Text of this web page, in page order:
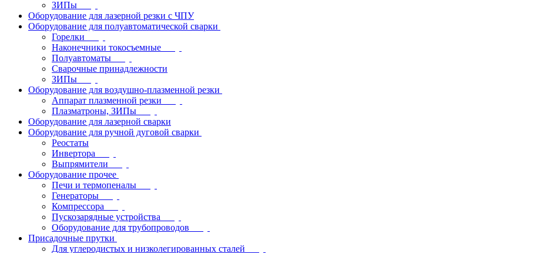
ЗИПы
Оборудование для лазерной резки с ЧПУ
Оборудование для полуавтоматической сварки
Горелки
Наконечники токосъемные
Полуавтоматы
Сварочные принадлежности
ЗИПы
Оборудование для воздушно-плазменной резки
Аппарат плазменной резки
Плазматроны, ЗИПы
Оборудование для лазерной сварки
Оборудование для ручной дуговой сварки
Реостаты
Инвертора
Выпрямители
Оборудование прочее
Печи и термопеналы
Генераторы
Компрессора
Пускозарядные устройства
Оборудование для трубопроводов
Присадочные прутки
Для углеродистых и низколегированных сталей